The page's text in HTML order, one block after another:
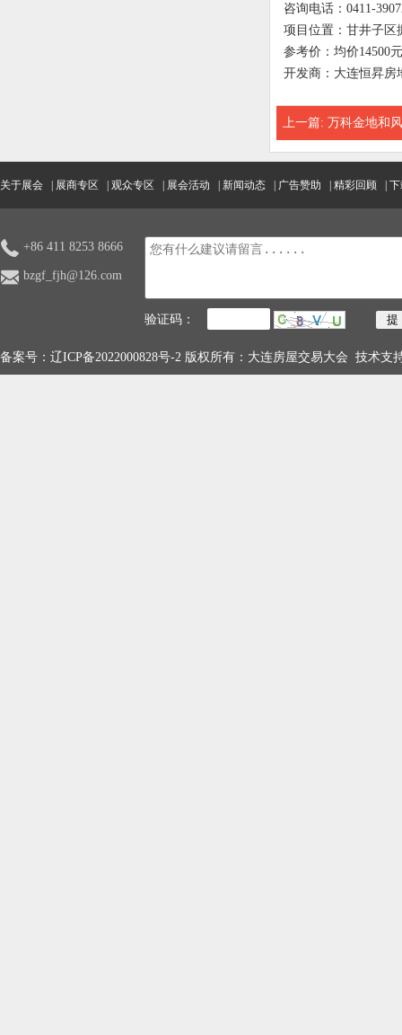
咨询电话：0411-
项目位置：甘井子区
参考价：均价14500
开发商：大连恒昇房
上一篇: 万科金地和
关于展会 展商专区 观众专区 展会活动 新闻动态 广告赞助 精彩回顾
+86 411 8253 8666
bzgf_fjh@126.com
验证码：
备案号： 辽ICP备2022000828号-2 版权所有：大连房屋交易大会 技术支